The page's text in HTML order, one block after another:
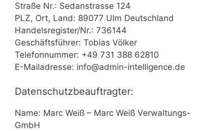
Straße Nr.: Sedanstrasse 124
PLZ, Ort, Land: 89077 Ulm Deutschland
Handelsregister/Nr.: 736144
Geschäftsführer: Tobias Völker
Telefonnummer: +49 731 388 62810
E-Mailadresse: info@admin-intelligence.de
Datenschutzbeauftragter:
Name: Marc Weiß – Marc Weiß Verwaltungs-
GmbH